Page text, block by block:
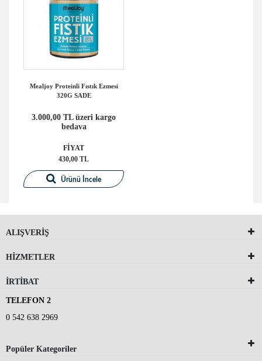
Mealjoy Proteinli Fıstık Ezmesi
320G SADE
3.000,00 TL üzeri kargo
bedava
FİYAT
430,00 TL
Ürünü İncele
ALIŞVERİŞ
HİZMETLER
İRTİBAT
TELEFON 2
0 542 638 2969
Popüler Kategoriler